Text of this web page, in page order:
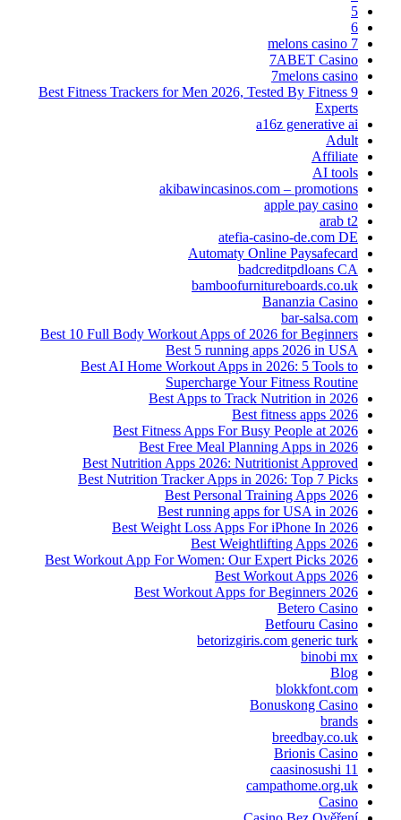
5
6
7 melons casino
7ABET Casino
7melons casino
9 Best Fitness Trackers for Men 2026, Tested By Fitness
Experts
a16z generative ai
Adult
Affiliate
AI tools
akibawincasinos.com – promotions
apple pay casino
arab t2
atefia-casino-de.com DE
Automaty Online Paysafecard
badcreditpdloans CA
bamboofurnitureboards.co.uk
Bananzia Casino
bar-salsa.com
Best 10 Full Body Workout Apps of 2026 for Beginners
Best 5 running apps 2026 in USA
Best AI Home Workout Apps in 2026: 5 Tools to
Supercharge Your Fitness Routine
Best Apps to Track Nutrition in 2026
Best fitness apps 2026
Best Fitness Apps For Busy People at 2026
Best Free Meal Planning Apps in 2026
Best Nutrition Apps 2026: Nutritionist Approved
Best Nutrition Tracker Apps in 2026: Top 7 Picks
Best Personal Training Apps 2026
Best running apps for USA in 2026
Best Weight Loss Apps For iPhone In 2026
Best Weightlifting Apps 2026
Best Workout App For Women: Our Expert Picks 2026
Best Workout Apps 2026
Best Workout Apps for Beginners 2026
Betero Casino
Betfouru Casino
betorizgiris.com generic turk
binobi mx
Blog
blokkfont.com
Bonuskong Casino
brands
breedbay.co.uk
Brionis Casino
caasinosushi 11
campathome.org.uk
Casino